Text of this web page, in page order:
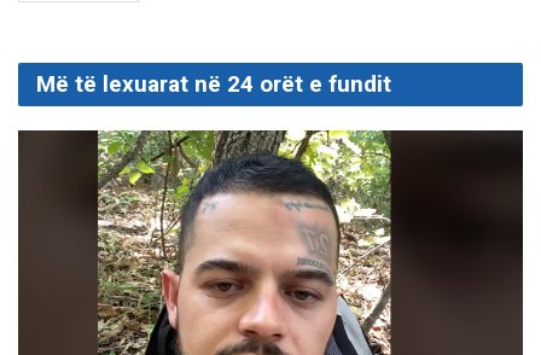
Më të lexuarat në 24 orët e fundit